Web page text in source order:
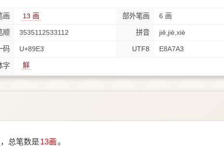
画 13 画 部外笔画 6 画
顺 3535112533112 拼音 jiě,jiè,xiè
码 U+89E3 UTF8 E8A7A3
字 觧
，总笔数是 13画。